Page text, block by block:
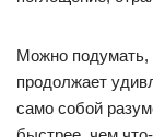
Можно подумать,
продолжает
само собой